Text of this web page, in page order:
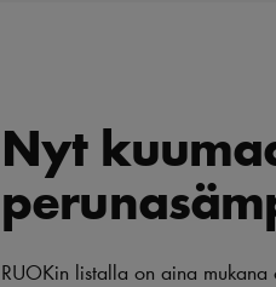
Nyt
RUOKin listalla on aina mukana